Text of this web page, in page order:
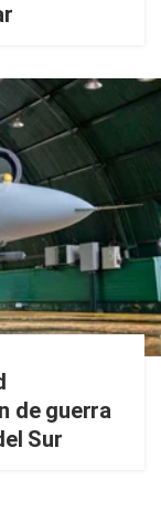
de guerra
Sur